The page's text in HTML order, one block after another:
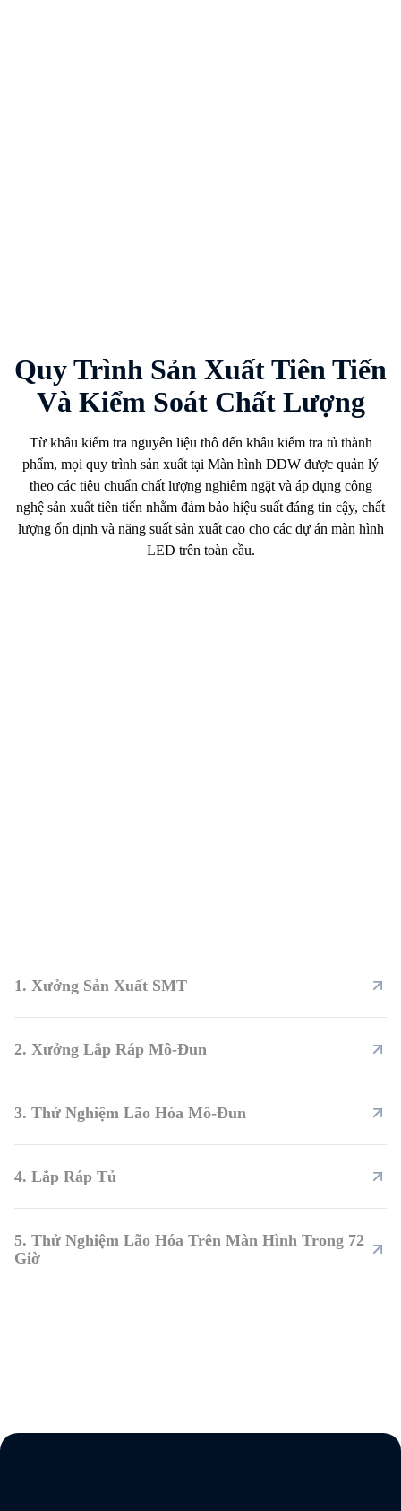
Quy Trình Sản Xuất Tiên Tiến
Và Kiểm Soát Chất Lượng
Từ khâu kiểm tra nguyên liệu thô đến khâu kiểm tra tủ thành
phẩm, mọi quy trình sản xuất tại Màn hình DDW được quản lý
theo các tiêu chuẩn chất lượng nghiêm ngặt và áp dụng công
nghệ sản xuất tiên tiến nhằm đảm bảo hiệu suất đáng tin cậy, chất
lượng ổn định và năng suất sản xuất cao cho các dự án màn hình
LED trên toàn cầu.
1. Xưởng Sản Xuất SMT
2. Xưởng Lắp Ráp Mô-Đun
3. Thử Nghiệm Lão Hóa Mô-Đun
4. Lắp Ráp Tủ
5. Thử Nghiệm Lão Hóa Trên Màn Hình Trong 72
Giờ